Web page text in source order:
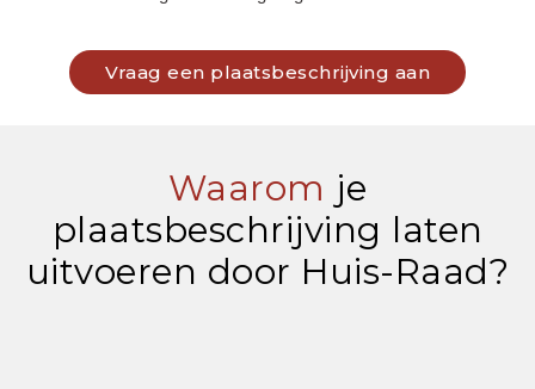
Vraag een plaatsbeschrijving aan
Waarom je
plaatsbeschrijving laten
uitvoeren door Huis-Raad?